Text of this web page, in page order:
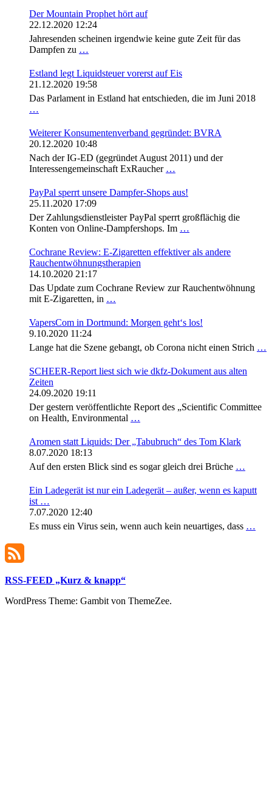
Der Mountain Prophet hört auf
22.12.2020 12:24
Jahresenden scheinen irgendwie keine gute Zeit für das
Dampfen zu …
Estland legt Liquidsteuer vorerst auf Eis
21.12.2020 19:58
Das Parlament in Estland hat entschieden, die im Juni 2018
…
Weiterer Konsumentenverband gegründet: BVRA
20.12.2020 10:48
Nach der IG-ED (gegründet August 2011) und der
Interessengemeinschaft ExRaucher …
PayPal sperrt unsere Dampfer-Shops aus!
25.11.2020 17:09
Der Zahlungsdienstleister PayPal sperrt großflächig die
Konten von Online-Dampfershops. Im …
Cochrane Review: E-Zigaretten effektiver als andere
Rauchentwöhnungstherapien
14.10.2020 21:17
Das Update zum Cochrane Review zur Rauchentwöhnung
mit E-Zigaretten, in …
VapersCom in Dortmund: Morgen geht‘s los!
9.10.2020 11:24
Lange hat die Szene gebangt, ob Corona nicht einen Strich …
SCHEER-Report liest sich wie dkfz-Dokument aus alten
Zeiten
24.09.2020 19:11
Der gestern veröffentlichte Report des „Scientific Committee
on Health, Environmental …
Aromen statt Liquids: Der „Tabubruch“ des Tom Klark
8.07.2020 18:13
Auf den ersten Blick sind es sogar gleich drei Brüche …
Ein Ladegerät ist nur ein Ladegerät – außer, wenn es kaputt
ist …
7.07.2020 12:40
Es muss ein Virus sein, wenn auch kein neuartiges, dass …
RSS-FEED „Kurz & knapp“
WordPress Theme: Gambit von ThemeZee.